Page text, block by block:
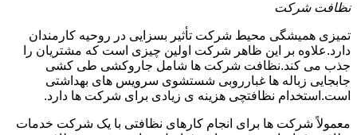
نظافت شرکت
تمیزی همیشگی محیط شرکت تأثیر بسزایی در روحیه کارمندان
دارد.علاوه بر این ظاهر شرکت اولین چیزی است که مشتریان را
جذب می کند.نظافت شرکت ها شامل جاروکشی طی کشی
جابجایی زباله ها غبارروبی شستشوی سرویس های بهداشتی
است.استخدام نظافتچی هزینه ی زیادی برای شرکت ها دارد.
معمولاً شرکت ها برای انجام کارهای نظافتی با یک شرکت خدمات